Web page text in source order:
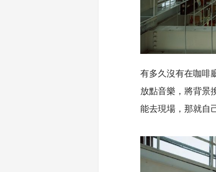
有多久沒有在咖啡
放點音樂，將背景
能去現場，那就自